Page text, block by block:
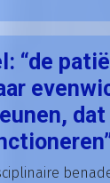
“de
dat